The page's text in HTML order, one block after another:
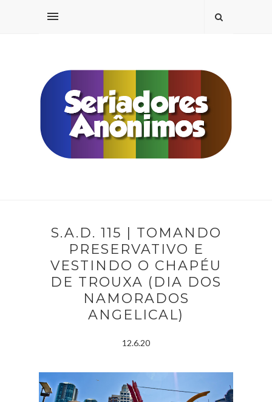
S.A.D. 115 | TOMANDO
PRESERVATIVO E
VESTINDO O CHAPÉU
DE TROUXA (DIA DOS
NAMORADOS
ANGELICAL)
12.6.20